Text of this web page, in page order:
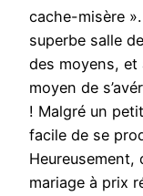
cache-misère
superbe salle
des moyens,
moyen de
! Malgré un
facile de se
mariage à prix